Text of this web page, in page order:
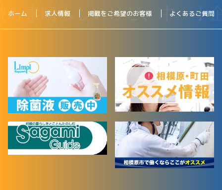
ホーム 求人情報 掲載をご希望のお客様 よくあるご質問